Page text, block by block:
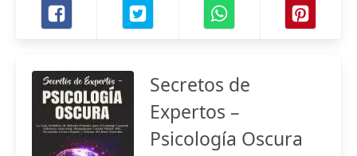
Secretos de
Expertos –
Psicología Oscura